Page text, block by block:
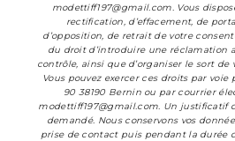
modettiff197@gmail.com. Vous
rectification, d’effacement, de
d’opposition, de retrait de votre
du droit d’introduire une réclamation
contrôle, ainsi que d’organiser le sort de
Vous pouvez exercer ces droits par voie
90 38190 Bernin ou par courrier
modettiff197@gmail.com. Un justificatif
demandé. Nous conservons vos
prise de contact puis pendant la durée